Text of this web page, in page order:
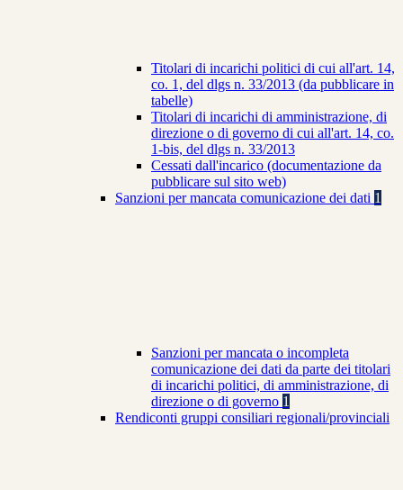
Titolari di incarichi politici di cui all'art. 14,
co. 1, del dlgs n. 33/2013 (da pubblicare in
tabelle)
Titolari di incarichi di amministrazione, di
direzione o di governo di cui all'art. 14, co.
1-bis, del dlgs n. 33/2013
Cessati dall'incarico (documentazione da
pubblicare sul sito web)
Sanzioni per mancata comunicazione dei dati 1
Sanzioni per mancata o incompleta
comunicazione dei dati da parte dei titolari
di incarichi politici, di amministrazione, di
direzione o di governo 1
Rendiconti gruppi consiliari regionali/provinciali